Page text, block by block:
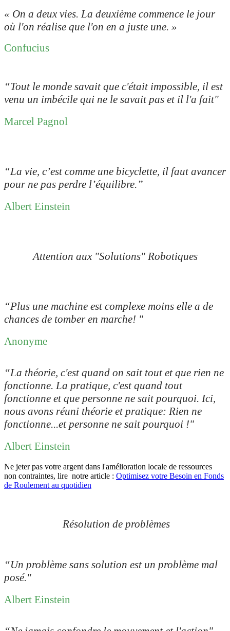
« On a deux vies. La deuxième commence le jour
où l'on réalise que l'on en a juste une. »
Confucius
“Tout le monde savait que c'était impossible, il est
venu un imbécile qui ne le savait pas et il l'a fait"
Marcel Pagnol
“La vie, c’est comme une bicyclette, il faut avancer
pour ne pas perdre l’équilibre.”
Albert Einstein
Attention aux "Solutions" Robotiques
“Plus une machine est complexe moins elle a de
chances de tomber en marche! "
Anonyme
“La théorie, c'est quand on sait tout et que rien ne
fonctionne. La pratique, c'est quand tout
fonctionne et que personne ne sait pourquoi. Ici,
nous avons réuni théorie et pratique: Rien ne
fonctionne...et personne ne sait pourquoi !"
Albert Einstein
Ne jeter pas votre argent dans l'amélioration locale de ressources
non contraintes, lire notre article : Optimisez votre Besoin en Fonds
de Roulement au quotidien
Résolution de problèmes
“Un problème sans solution est un problème mal
posé."
Albert Einstein